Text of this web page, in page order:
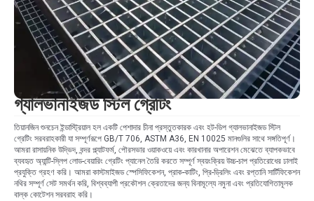
গ্যালভানাইজড স্টিল গ্রেটিং
তিয়ানজিন শুনচেন ইন্ডাস্ট্রিয়াল হল একটি পেশাদার চীনা প্রস্তুতকারক এবং হট-ডিপ গ্যালভানাইজড স্টিল
গ্রেটিং সরবরাহকারী যা সম্পূর্ণরূপে GB/T 706, ASTM A36, EN 10025 মানগুলির সাথে সঙ্গতিপূর্ণ।
আমরা রাসায়নিক উদ্ভিদ, বন্দর প্ল্যাটফর্ম, পৌরসভার ওয়াকওয়ে এবং কারখানার অপারেশন মেঝেতে ব্যাপকভাবে
ব্যবহৃত অ্যান্টি-স্লিপ লোড-বেয়ারিং গ্রেটিং প্যানেল তৈরি করতে সম্পূর্ণ স্বয়ংক্রিয় উচ্চ-চাপ প্রতিরোধের ঢালাই
প্রযুক্তি গ্রহণ করি। আমরা কাস্টমাইজড স্পেসিফিকেশন, প্রাক-কাটিং, প্রি-ড্রিলিং এবং রপ্তানি সার্টিফিকেশন
নথির সম্পূর্ণ সেট সমর্থন করি, বিশ্বব্যাপী প্রকৌশল ক্রেতাদের জন্য বিনামূল্যে নমুনা এবং প্রতিযোগিতামূলক
বাল্ক কোটেশন সরবরাহ করি।